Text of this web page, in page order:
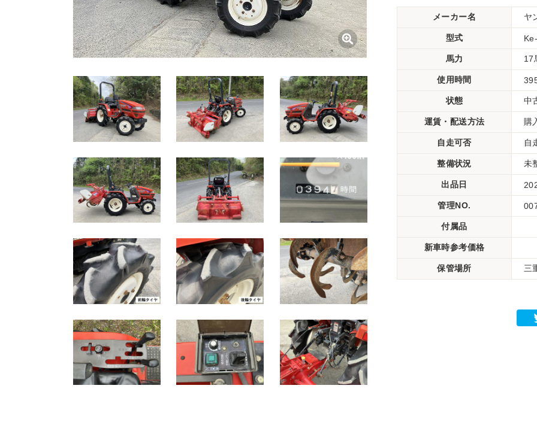
メーカー名 ヤ
型式
馬力 17
使用時間
状態 中
運賃・配送方法 購
自走可否 自
整備状況 未
出品日
管理NO.
付属品
新車時参考価格
保管場所 三